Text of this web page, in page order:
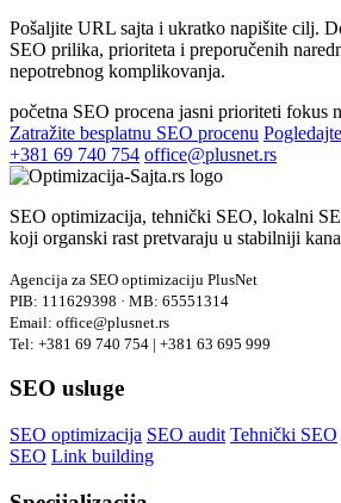
Pošaljite URL sajta i ukratko napišite cilj.
SEO prilika, prioriteta i preporučenih
nepotrebnog komplikovanja.
početna SEO procena jasni prioriteti fokus
Zatražite besplatnu SEO procenu
+381 69 740 754 office@plusnet.rs
SEO optimizacija, tehnički SEO, lokalni
koji organski rast pretvaraju u stabilniji
Agencija za SEO optimizaciju PlusNet
PIB: 111629398 · MB: 65551314
Email: office@plusnet.rs
Tel: +381 69 740 754 | +381 63 695 999
SEO usluge
SEO optimizacija SEO audit Tehnički SEO
SEO Link building